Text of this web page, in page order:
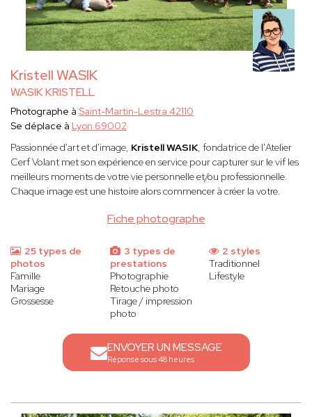
Kristell WASIK
WASIK KRISTELL
Fiche photographe
Photographe à Saint-Martin-Lestra 42110
Se déplace à Lyon 69002
Passionnée d'art et d'image, Kristell WASIK, fondatrice de l'Atelier
Cerf Volant met son expérience en service pour capturer sur le vif les
meilleurs moments de votre vie personnelle et/ou professionnelle.
Chaque image est une histoire alors commencer à créer la votre.
25 types de
photos
Famille
Mariage
Grossesse
3 types de
prestations
Photographie
Retouche photo
Tirage / impression
photo
2 styles
Traditionnel
Lifestyle
ENVOYER UN MESSAGE
Réponse sous 48 heures